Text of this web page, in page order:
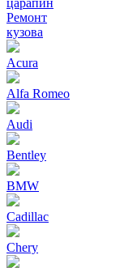
царапин
Ремонт
кузова
Acura
Alfa Romeo
Audi
Bentley
BMW
Cadillac
Chery